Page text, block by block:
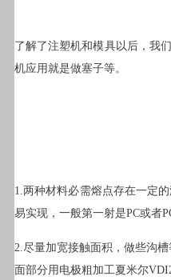
了解了注塑机和模具以后，我
机应用就是做塞子等。
1.两种材料必需熔点存在一定
易实现，一般第一射是PC或者
2.尽量加宽接触面积，做些沟
面部分用电极粗加工夏米尔